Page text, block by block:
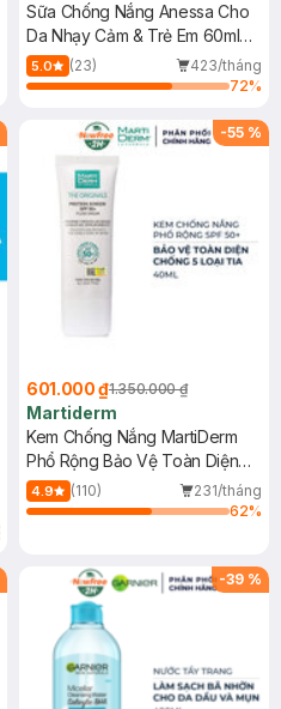
Sữa Chống Nắng Anessa Cho
Da Nhạy Cảm & Trẻ Em 60ml
(Mới)
5.0 (23)
423/tháng
72%
-55 %
601.000 ₫1.350.000 ₫
Martiderm
Kem Chống Nắng MartiDerm
Phổ Rộng Bảo Vệ Toàn Diện
40ml
4.9 (110)
231/tháng
62%
-39 %